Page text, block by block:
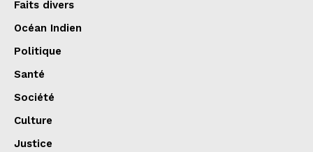
Faits divers
Océan Indien
Politique
Santé
Société
Culture
Justice